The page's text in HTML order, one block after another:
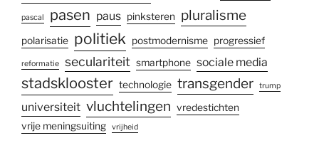
pascal pasen paus pinksteren pluralisme
polarisatie politiek postmodernisme progressief
reformatie seculariteit smartphone sociale media
stadsklooster technologie transgender trump
universiteit vluchtelingen vredestichten
vrije meningsuiting
vrijheid